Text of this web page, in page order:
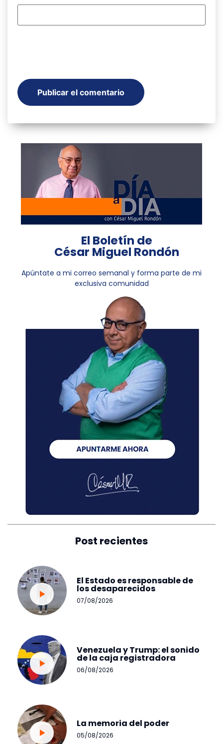
El Boletín de
César Miguel Rondón
Apúntate a mi correo semanal y forma parte de mi
exclusiva comunidad
Post recientes
El Estado es responsable de
los desaparecidos
07/08/2026
Venezuela y Trump: el sonido
de la caja registradora
06/08/2026
La memoria del poder
05/08/2026